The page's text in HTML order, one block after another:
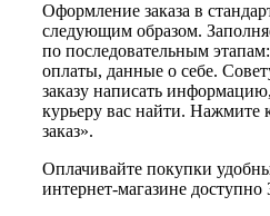
Оформление заказа в
следующим образом.
по последовательным
оплаты, данные о себе.
заказу написать
курьеру вас найти.
заказ».
Оплачивайте покупки
интернет-магазине доступно